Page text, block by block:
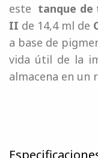
este tanque de
II de 14,4 ml de
a base de
vida útil de la
almacena en un